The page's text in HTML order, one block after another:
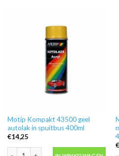
Motip Kompakt 43500 geel
autolak in spuitbus 400ml
€14,25
Motip Kompakt 43500 geel autolak in
€